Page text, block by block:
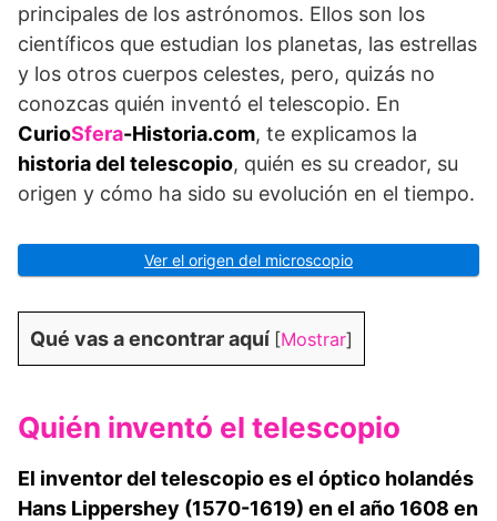
principales de los astrónomos. Ellos son los
científicos que estudian los planetas, las estrellas
y los otros cuerpos celestes, pero, quizás no
conozcas quién inventó el telescopio. En
CurioSfera-Historia.com, te explicamos la
historia del telescopio, quién es su creador, su
origen y cómo ha sido su evolución en el tiempo.
Ver el origen del microscopio
Qué vas a encontrar aquí [Mostrar]
Quién inventó el telescopio
El inventor del telescopio es el óptico holandés
Hans Lippershey (1570-1619) en el año 1608 en